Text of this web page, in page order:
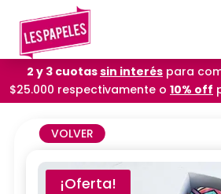
2 y 3 cuotassin interés para
$25.000 respectivamente o 10% off
¡Oferta!
VOLVER